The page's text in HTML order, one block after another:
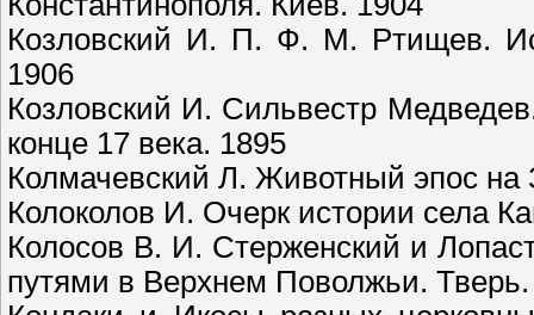
Козловский И. П. Ф. М. Ртищев.
1906
Козловский И. Сильвестр
конце 17 века. 1895
Колмачевский Л. Животный эпос на
Колоколов И. Очерк истории села
Колосов В. И. Стерженский и
путями в Верхнем Поволжьи.